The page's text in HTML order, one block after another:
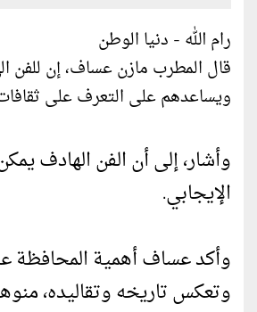
رام الله - دنيا الوطن
قال المطرب مازن عساف، إن للفن
ويساعدهم على التعرف على
وأشار، إلى أن الفن الهادف
الإيجابي.
وأكد عساف أهمية المحافظة
وتعكس تاريخه وتقاليده،